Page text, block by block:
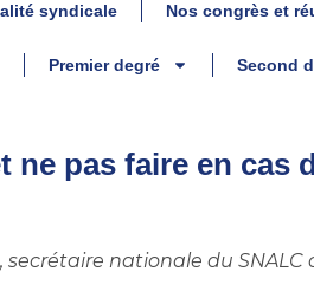
syndicale Nos congrès et
Premier degré Second
ne pas faire en cas
nationale du SNALC